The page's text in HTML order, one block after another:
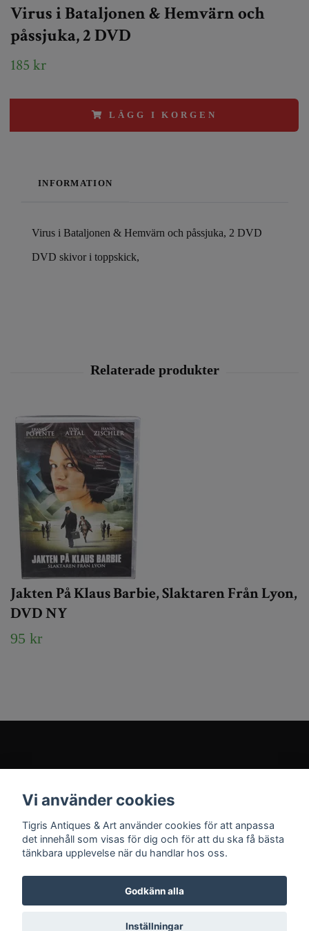
Virus i Bataljonen & Hemvärn och
påssjuka, 2 DVD
185 kr
LÄGG I KORGEN
INFORMATION
Virus i Bataljonen & Hemvärn och påssjuka, 2 DVD
DVD skivor i toppskick,
Jakten På Klaus Barbie, Slaktaren Från Lyon,
DVD NY
95 kr
Sociala medier
© 2026 Tigris Antiques & Art
Vi använder cookies
Tigris Antiques & Art använder cookies för att anpassa
det innehåll som visas för dig och för att du ska få bästa
tänkbara upplevelse när du handlar hos oss.
Godkänn alla
Inställningar